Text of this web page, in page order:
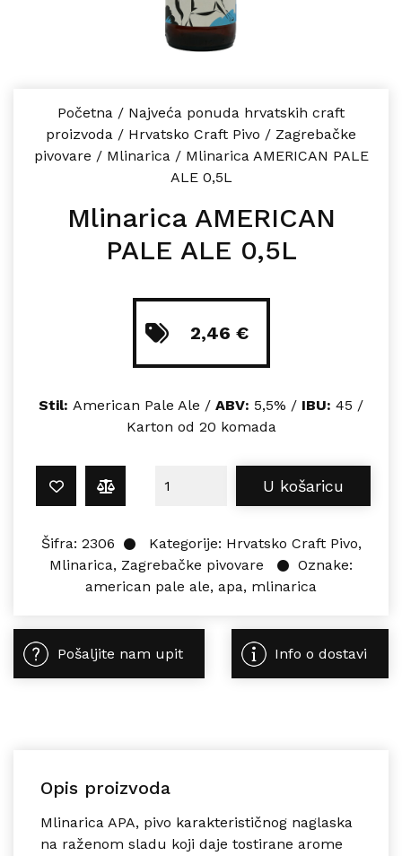
Početna / Najveća ponuda hrvatskih craft
proizvoda / Hrvatsko Craft Pivo / Zagrebačke
pivovare / Mlinarica/ Mlinarica AMERICAN PALE
ALE 0,5L
Mlinarica AMERICAN
PALE ALE 0,5L
2,46 €
Stil: American Pale Ale / ABV: 5,5% / IBU: 45 /
Karton od 20 komada
Mlinarica AMERICAN PALE ALE
U košaricu
Šifra: 2306 Kategorije: Hrvatsko Craft Pivo,
Mlinarica, Zagrebačke pivovare
Oznake:
american pale ale, apa, mlinarica
Pošaljite nam upit Info o dostavi
Opis proizvoda
Mlinarica APA, pivo karakterističnog naglaska
na raženom sladu koji daje tostirane arome